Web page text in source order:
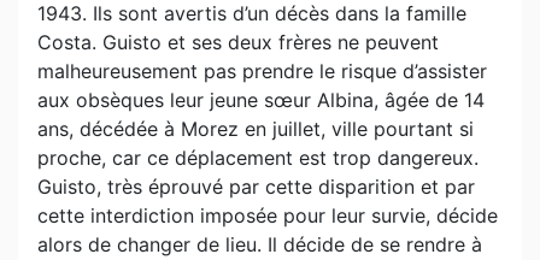
1943. Ils sont avertis d’un décès dans la famille
Costa. Guisto et ses deux frères ne peuvent
malheureusement pas prendre le risque d’assister
aux obsèques leur jeune sœur Albina, âgée de 14
ans, décédée à Morez en juillet, ville pourtant si
proche, car ce déplacement est trop dangereux.
Guisto, très éprouvé par cette disparition et par
cette interdiction imposée pour leur survie, décide
alors de changer de lieu. Il décide de se rendre à